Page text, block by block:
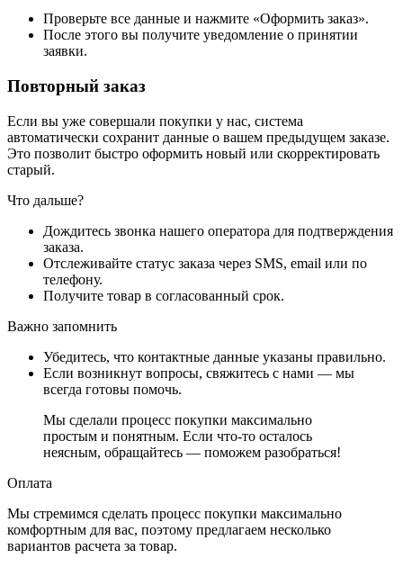
Проверьте все данные и нажмите «Оформить заказ».
После этого вы получите уведомление о принятии
заявки.
Повторный заказ
Если вы уже совершали покупки у нас, система
автоматически сохранит данные о вашем предыдущем заказе.
Это позволит быстро оформить новый или скорректировать
старый.
Что дальше?
Дождитесь звонка нашего оператора для подтверждения
заказа.
Отслеживайте статус заказа через SMS, email или по
телефону.
Получите товар в согласованный срок.
Важно запомнить
Убедитесь, что контактные данные указаны правильно.
Если возникнут вопросы, свяжитесь с нами — мы
всегда готовы помочь.
Мы сделали процесс покупки максимально
простым и понятным. Если что-то осталось
неясным, обращайтесь — поможем разобраться!
Оплата
Мы стремимся сделать процесс покупки максимально
комфортным для вас, поэтому предлагаем несколько
вариантов расчета за товар.